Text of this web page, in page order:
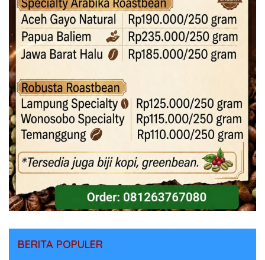
BERITA POPULER